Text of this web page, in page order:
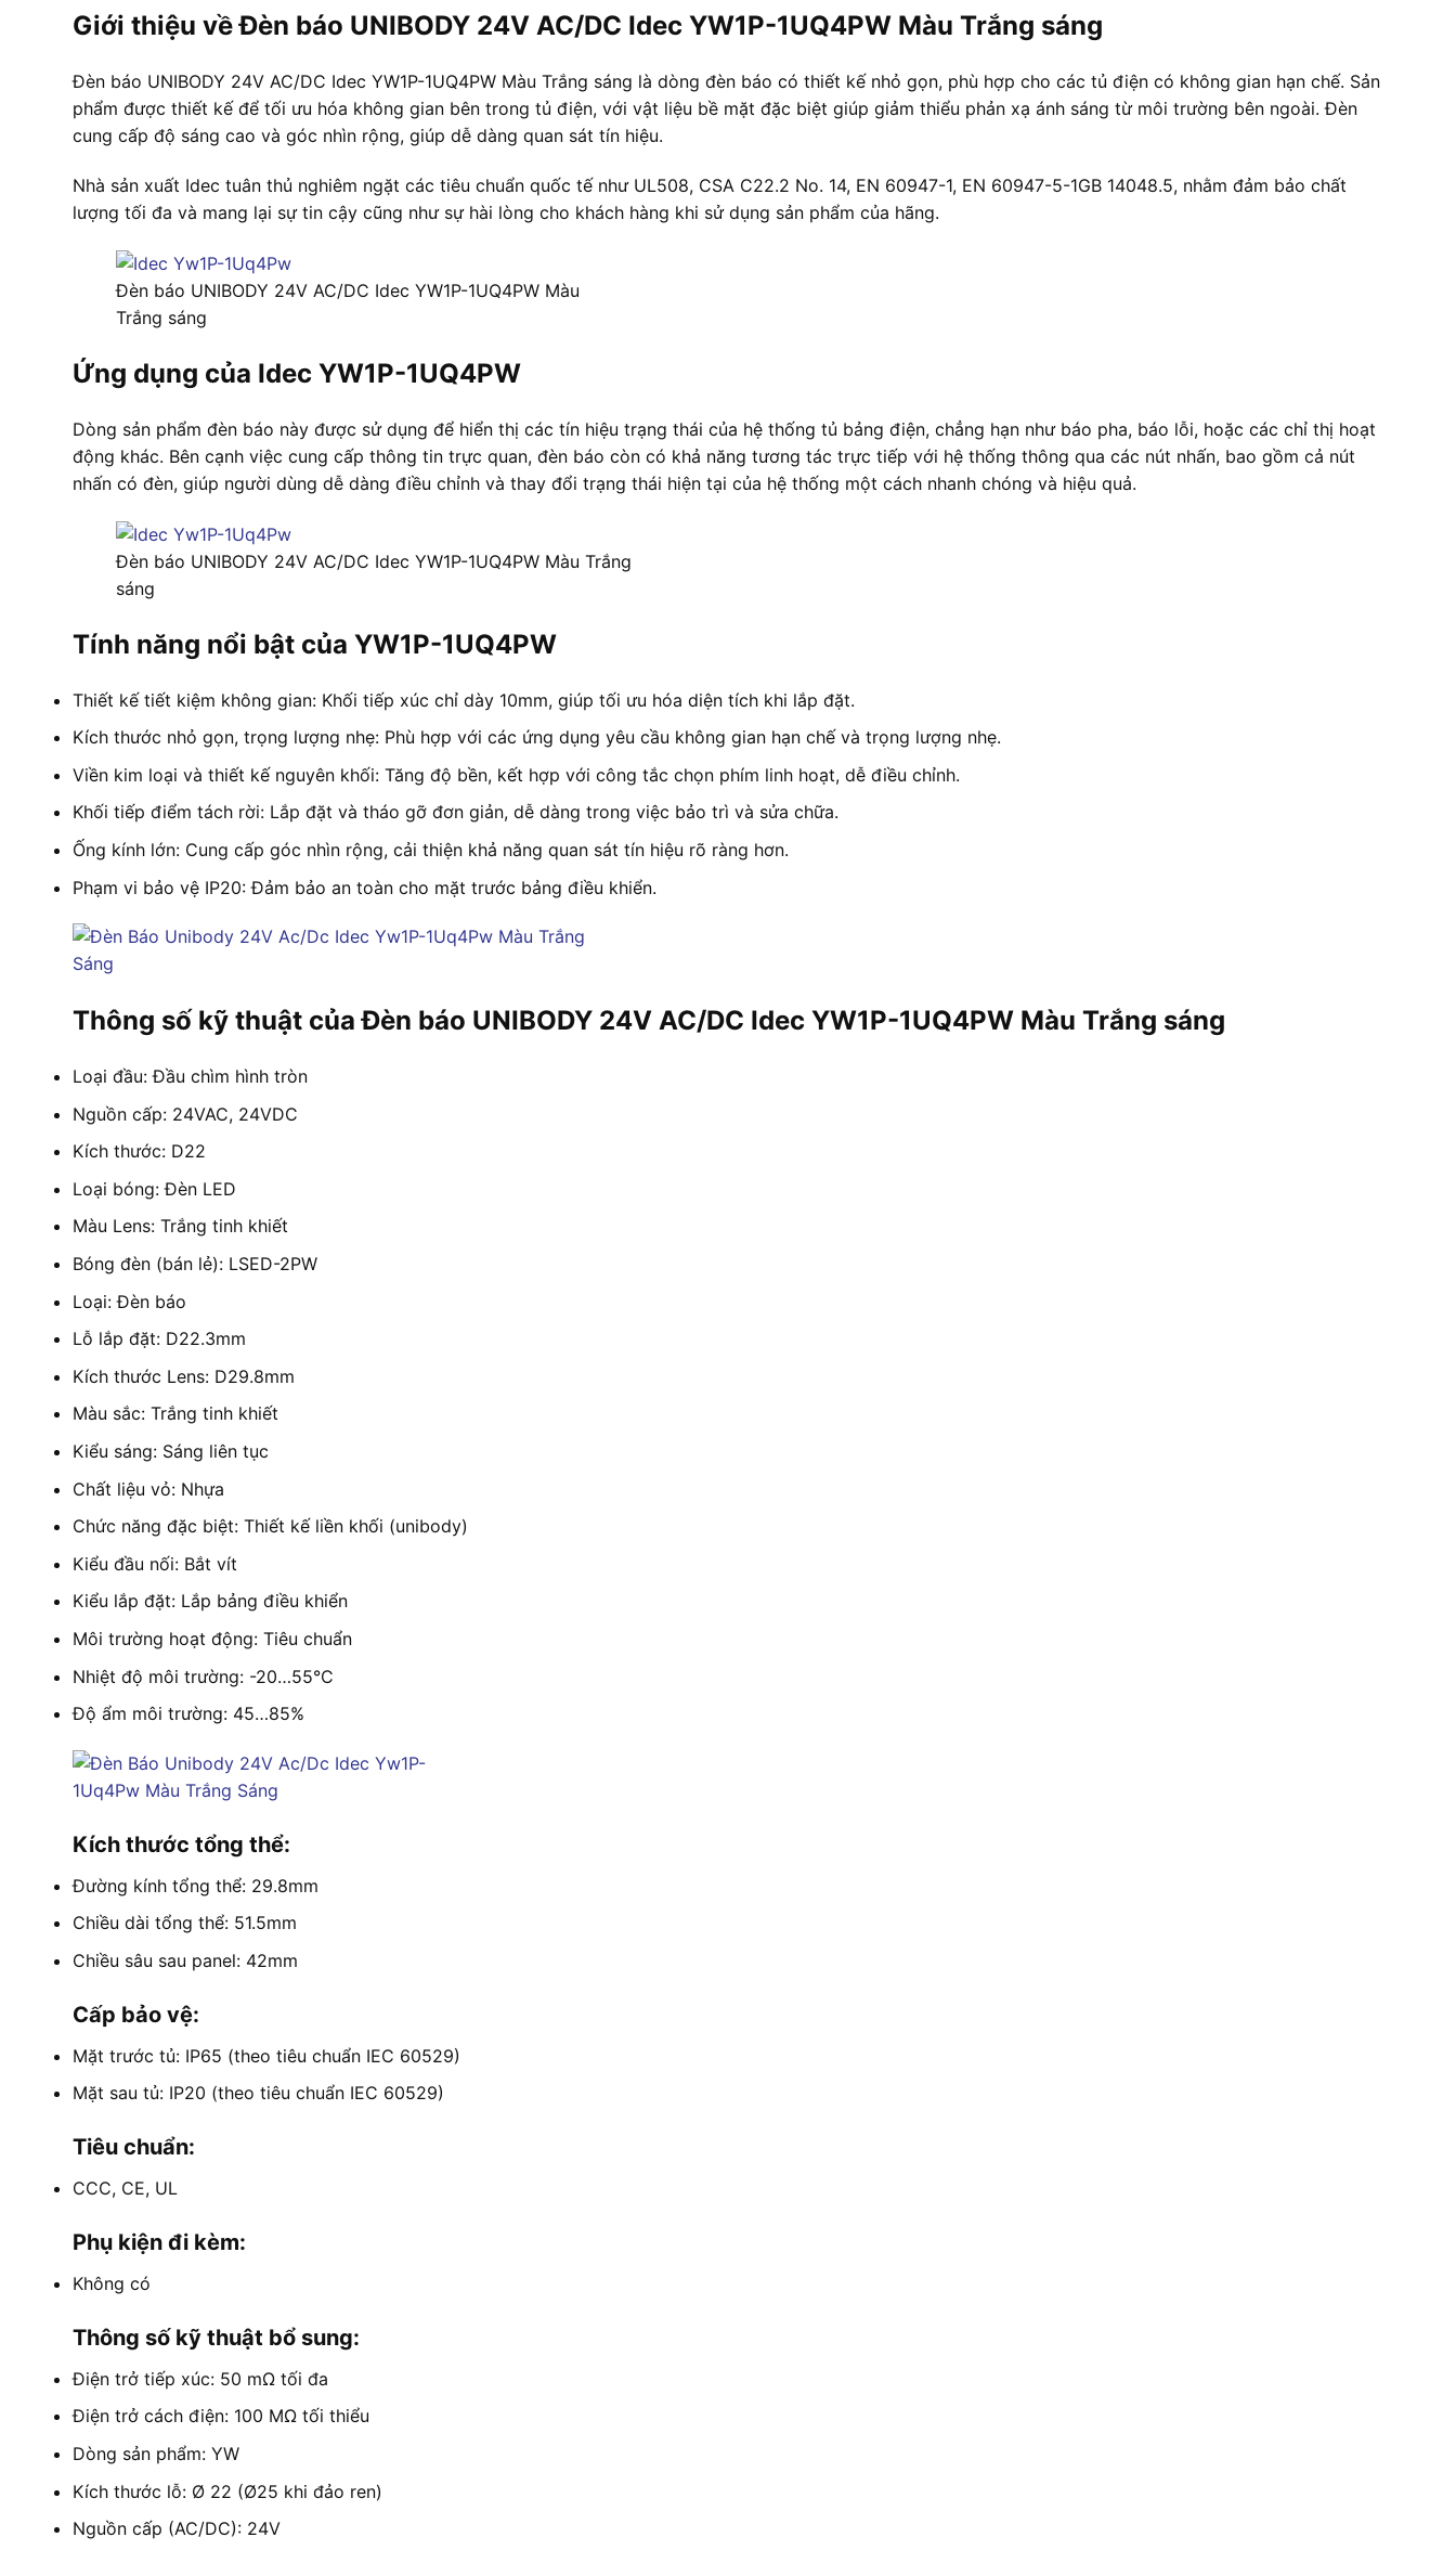
Giới thiệu về Đèn báo UNIBODY 24V AC/DC Idec YW1P-1UQ4PW Màu Trắng sáng
Đèn báo UNIBODY 24V AC/DC Idec YW1P-1UQ4PW Màu Trắng sáng là dòng đèn báo có thiết kế nhỏ gọn, phù hợp cho các tủ điện có không gian hạn chế. Sản
phẩm được thiết kế để tối ưu hóa không gian bên trong tủ điện, với vật liệu bề mặt đặc biệt giúp giảm thiểu phản xạ ánh sáng từ môi trường bên ngoài. Đèn
cung cấp độ sáng cao và góc nhìn rộng, giúp dễ dàng quan sát tín hiệu.
Nhà sản xuất Idec tuân thủ nghiêm ngặt các tiêu chuẩn quốc tế như UL508, CSA C22.2 No. 14, EN 60947-1, EN 60947-5-1GB 14048.5, nhằm đảm bảo chất
lượng tối đa và mang lại sự tin cậy cũng như sự hài lòng cho khách hàng khi sử dụng sản phẩm của hãng.
Đèn báo UNIBODY 24V AC/DC Idec YW1P-1UQ4PW Màu
Trắng sáng
Ứng dụng của Idec YW1P-1UQ4PW
Dòng sản phẩm đèn báo này được sử dụng để hiển thị các tín hiệu trạng thái của hệ thống tủ bảng điện, chẳng hạn như báo pha, báo lỗi, hoặc các chỉ thị hoạt
động khác. Bên cạnh việc cung cấp thông tin trực quan, đèn báo còn có khả năng tương tác trực tiếp với hệ thống thông qua các nút nhấn, bao gồm cả nút
nhấn có đèn, giúp người dùng dễ dàng điều chỉnh và thay đổi trạng thái hiện tại của hệ thống một cách nhanh chóng và hiệu quả.
Đèn báo UNIBODY 24V AC/DC Idec YW1P-1UQ4PW Màu Trắng
sáng
Tính năng nổi bật của YW1P-1UQ4PW
Thiết kế tiết kiệm không gian: Khối tiếp xúc chỉ dày 10mm, giúp tối ưu hóa diện tích khi lắp đặt.
Kích thước nhỏ gọn, trọng lượng nhẹ: Phù hợp với các ứng dụng yêu cầu không gian hạn chế và trọng lượng nhẹ.
Viền kim loại và thiết kế nguyên khối: Tăng độ bền, kết hợp với công tắc chọn phím linh hoạt, dễ điều chỉnh.
Khối tiếp điểm tách rời: Lắp đặt và tháo gỡ đơn giản, dễ dàng trong việc bảo trì và sửa chữa.
Ống kính lớn: Cung cấp góc nhìn rộng, cải thiện khả năng quan sát tín hiệu rõ ràng hơn.
Phạm vi bảo vệ IP20: Đảm bảo an toàn cho mặt trước bảng điều khiển.
Thông số kỹ thuật của Đèn báo UNIBODY 24V AC/DC Idec YW1P-1UQ4PW Màu Trắng sáng
Loại đầu: Đầu chìm hình tròn
Nguồn cấp: 24VAC, 24VDC
Kích thước: D22
Loại bóng: Đèn LED
Màu Lens: Trắng tinh khiết
Bóng đèn (bán lẻ): LSED-2PW
Loại: Đèn báo
Lỗ lắp đặt: D22.3mm
Kích thước Lens: D29.8mm
Màu sắc: Trắng tinh khiết
Kiểu sáng: Sáng liên tục
Chất liệu vỏ: Nhựa
Chức năng đặc biệt: Thiết kế liền khối (unibody)
Kiểu đầu nối: Bắt vít
Kiểu lắp đặt: Lắp bảng điều khiển
Môi trường hoạt động: Tiêu chuẩn
Nhiệt độ môi trường: -20…55°C
Độ ẩm môi trường: 45…85%
Kích thước tổng thể:
Đường kính tổng thể: 29.8mm
Chiều dài tổng thể: 51.5mm
Chiều sâu sau panel: 42mm
Cấp bảo vệ:
Mặt trước tủ: IP65 (theo tiêu chuẩn IEC 60529)
Mặt sau tủ: IP20 (theo tiêu chuẩn IEC 60529)
Tiêu chuẩn:
CCC, CE, UL
Phụ kiện đi kèm:
Không có
Thông số kỹ thuật bổ sung:
Điện trở tiếp xúc: 50 mΩ tối đa
Điện trở cách điện: 100 MΩ tối thiểu
Dòng sản phẩm: YW
Kích thước lỗ: Ø 22 (Ø25 khi đảo ren)
Nguồn cấp (AC/DC): 24V